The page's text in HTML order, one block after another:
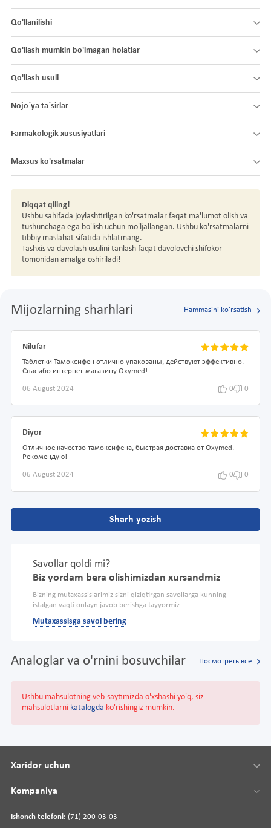
Qo'llanilishi
Qo'llash mumkin bo'lmagan holatlar
Qo'llash usuli
Nojo´ya ta´sirlar
Farmakologik xususiyatlari
Maxsus ko'rsatmalar
Diqqat qiling!
Ushbu sahifada joylashtirilgan ko'rsatmalar faqat ma'lumot olish va
tushunchaga ega bo'lish uchun mo'ljallangan. Ushbu ko'rsatmalarni
tibbiy maslahat sifatida ishlatmang.
Tashxis va davolash usulini tanlash faqat davolovchi shifokor
tomonidan amalga oshiriladi!
Mijozlarning sharhlari Hammasini ko'rsatish
Nilufar
Таблетки Тамоксифен отлично упакованы, действуют эффективно.
Спасибо интернет-магазину Oxymed!
06 August 2024 0 0
Diyor
Отличное качество тамоксифена, быстрая доставка от Oxymed.
Рекомендую!
06 August 2024 0 0
Sharh yozish
Savollar qoldi mi?
Biz yordam bera olishimizdan xursandmiz
Bizning mutaxassislarimiz sizni qiziqtirgan savollarga kunning
istalgan vaqti onlayn javob berishga tayyormiz.
Mutaxassisga savol bering
Analoglar va o'rnini bosuvchilar Посмотреть все
Ushbu mahsulotning veb-saytimizda o'xshashi yo'q, siz
mahsulotlarni katalogda ko'rishingiz mumkin.
Ishonch telefoni: (71) 200-03-03
Xaridor uchun
Kompaniya